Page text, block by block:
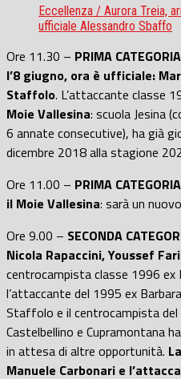
Eccellenza / Aurora Treia,
ufficiale Alessandro Sbaffo
Ore 11.30 – PRIMA CATEGORIA
l’8 giugno, ora è ufficiale:
Staffolo. L’attaccante classe
Moie Vallesina: scuola Jesina
6 annate consecutive), ha già
dicembre 2018 alla stagione
Ore 11.00 – PRIMA
il Moie Vallesina: sarà un
Ore 9.00 – SECONDA
Nicola Rapaccini, Youssef
centrocampista classe 1996 ex
l’attaccante del 1995 ex
Staffolo e il centrocampista
Castelbellino e Cupramontana
in attesa di altre opportunità.
Manuele Carbonari e